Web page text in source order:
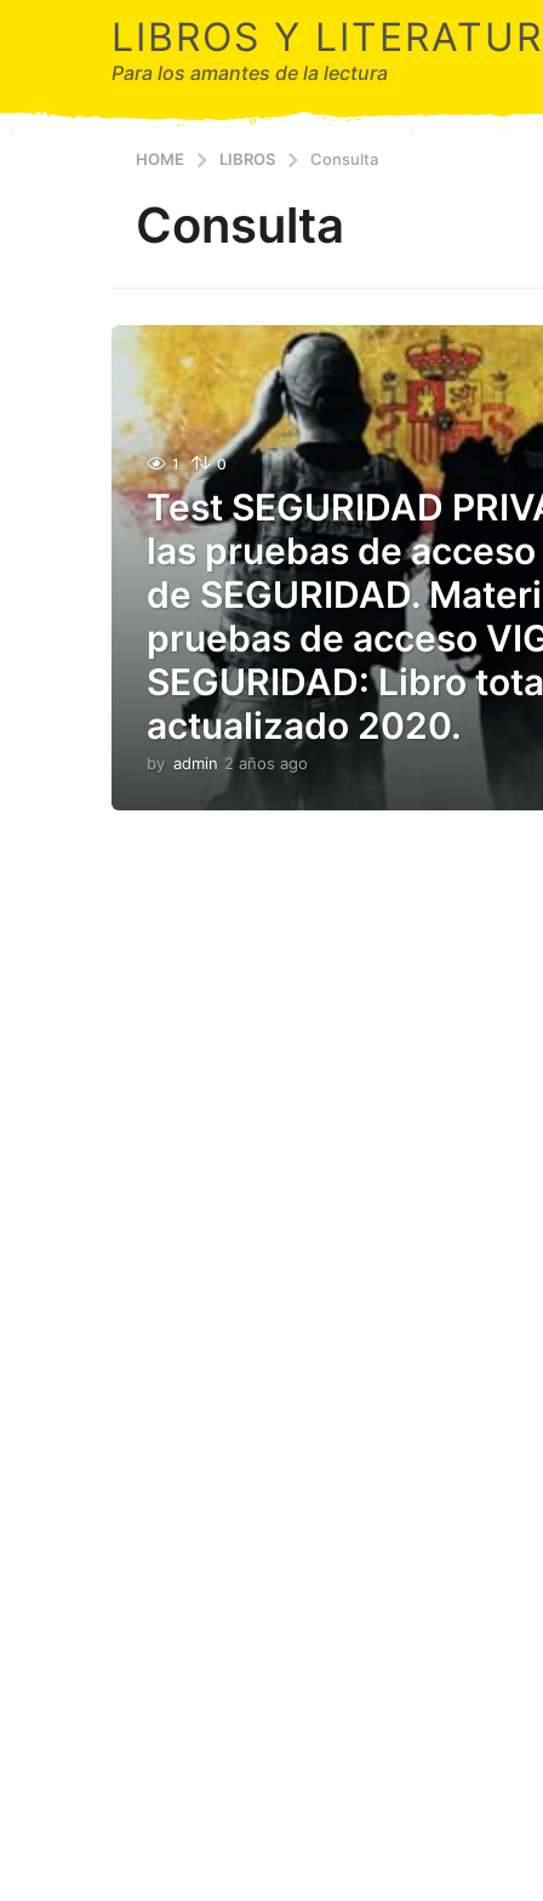
LIBROS Y
Para los amantes de la lectura
HOME LIBROS Consulta
Consulta
1 0
Test SEGURIDAD
las pruebas de acceso
de SEGURIDAD.
pruebas de acceso
SEGURIDAD: Libro
actualizado 2020.
by admin 2 años ago
ñ